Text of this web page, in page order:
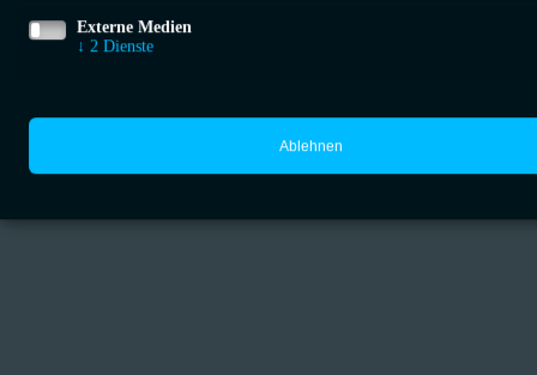
Externe Medien
↓ 2 Dienste
Ablehnen